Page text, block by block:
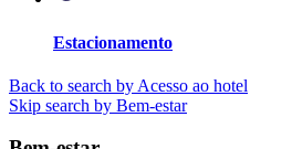
Estacionamento
Back to search by Acesso ao hotel
Skip search by Bem-estar